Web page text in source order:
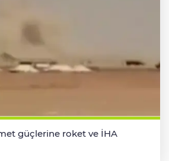
güçlerine roket ve İHA